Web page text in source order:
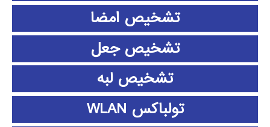
تشخیص امضا
تشخیص جعل
تشخیص لبه
تولباکس WLAN